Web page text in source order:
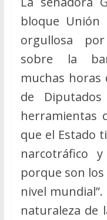
bloque Unión
orgullosa
sobre la
muchas horas
de
herramientas
que el Estado
narcotráfico
porque son
nivel
naturaleza de